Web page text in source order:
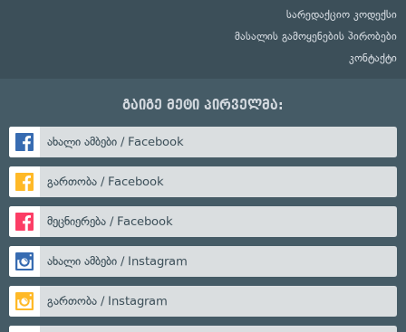
სარედაქციო კოდექსი
მასალის გამოყენების პირობები
კონტაქტი
გაიგე მეტი პირველმა:
ახალი ამბები / Facebook
გართობა / Facebook
მეცნიერება / Facebook
ახალი ამბები / Instagram
გართობა / Instagram